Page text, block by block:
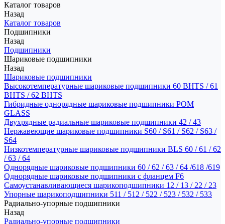
Каталог товаров
Назад
Каталог товаров
Подшипники
Назад
Подшипники
Шариковые подшипники
Назад
Шариковые подшипники
Высокотемпературные шариковые подшипники 60 BHTS / 61
BHTS / 62 BHTS
Гибридные однорядные шариковые подшипники POM
GLASS
Двухрядные радиальные шариковые подшипники 42 / 43
Нержавеющие шариковые подшипники S60 / S61 / S62 / S63 /
S64
Низкотемпературные шариковые подшипники BLS 60 / 61 / 62
/ 63 / 64
Однорядные шариковые подшипники 60 / 62 / 63 / 64 /618 /619
Однорядные шариковые подшипники с фланцем F6
Самоустанавливающиеся шарикоподшипники 12 / 13 / 22 / 23
Упорные шарикоподшипники 511 / 512 / 522 / 523 / 532 / 533
Радиально-упорные подшипники
Назад
Радиально-упорные подшипники